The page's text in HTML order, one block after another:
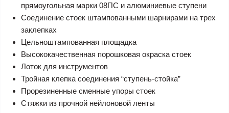
прямоугольная марки 08ПС и алюминиевые ступени
Соединение стоек штампованными шарнирами на трех
заклепках
Цельноштампованная площадка
Высококачественная порошковая окраска стоек
Лоток для инструментов
Тройная клепка соединения “ступень-стойка”
Прорезиненные сменные упоры стоек
Стяжки из прочной нейлоновой ленты